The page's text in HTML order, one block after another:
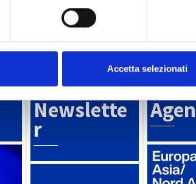
Accetta selezionati
Newslette
r